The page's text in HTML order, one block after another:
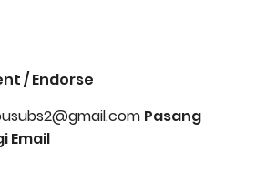
/ Endorse
Pasang
Email